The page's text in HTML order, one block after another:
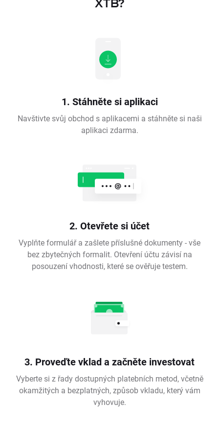
XTB?
1. Stáhněte si aplikaci
Navštivte svůj obchod s aplikacemi a stáhněte si naši
aplikaci zdarma.
2. Otevřete si účet
Vyplňte formulář a zašlete příslušné dokumenty - vše
bez zbytečných formalit. Otevření účtu závisí na
posouzení vhodnosti, které se ověřuje testem.
3. Proveďte vklad a začněte investovat
Vyberte si z řady dostupných platebních metod, včetně
okamžitých a bezplatných, způsob vkladu, který vám
vyhovuje.